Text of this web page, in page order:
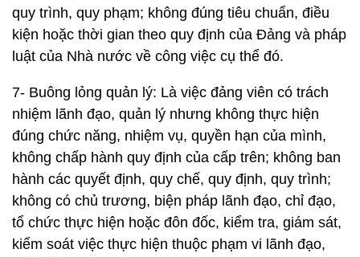
quy trình, quy phạm; không đúng tiêu chuẩn, điều
kiện hoặc thời gian theo quy định của Đảng và pháp
luật của Nhà nước về công việc cụ thể đó.
7- Buông lỏng quản lý: Là việc đảng viên có trách
nhiệm lãnh đạo, quản lý nhưng không thực hiện
đúng chức năng, nhiệm vụ, quyền hạn của mình,
không chấp hành quy định của cấp trên; không ban
hành các quyết định, quy chế, quy định, quy trình;
không có chủ trương, biện pháp lãnh đạo, chỉ đạo,
tổ chức thực hiện hoặc đôn đốc, kiểm tra, giám sát,
kiểm soát việc thực hiện thuộc phạm vi lãnh đạo,